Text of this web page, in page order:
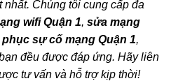
Chúng tôi cung cấp đa
wifi Quận 1, sửa mạng
sự cố mạng Quận 1,
đều được đáp ứng. Hãy liên
tư vấn và hỗ trợ kịp thời!